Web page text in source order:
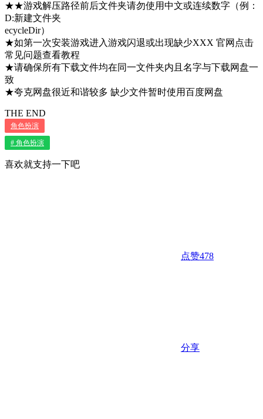
★★游戏解压路径前后文件夹请勿使用中文或连续数字（例：
D:新建文件夹
ecycleDir）
★如第一次安装游戏进入游戏闪退或出现缺少XXX 官网点击
常见问题查看教程
★请确保所有下载文件均在同一文件夹内且名字与下载网盘一
致
★夸克网盘很近和谐较多 缺少文件暂时使用百度网盘
THE END
角色扮演
# 角色扮演
喜欢就支持一下吧
点赞478
分享